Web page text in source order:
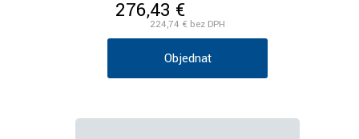
276,43 €/ks vr. DPH
224,74 € bez DPH
Objednať